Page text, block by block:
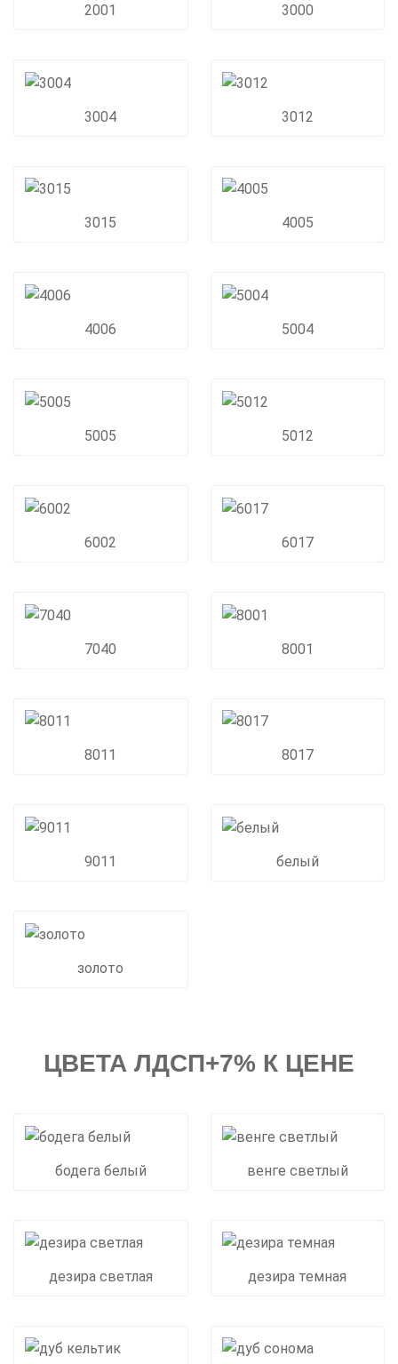
2001 3000
3004 3012
3015 4005
4006 5004
5005 5012
6002 6017
7040 8001
8011 8017
9011 белый
золото
ЦВЕТА ЛДСП+7% К ЦЕНЕ
бодега белый венге светлый
дезира светлая дезира темная